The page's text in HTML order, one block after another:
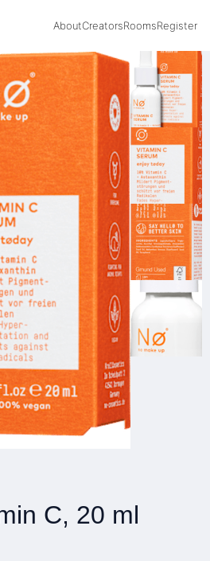
AboutCreatorsRoomsRegister
C, 20 ml